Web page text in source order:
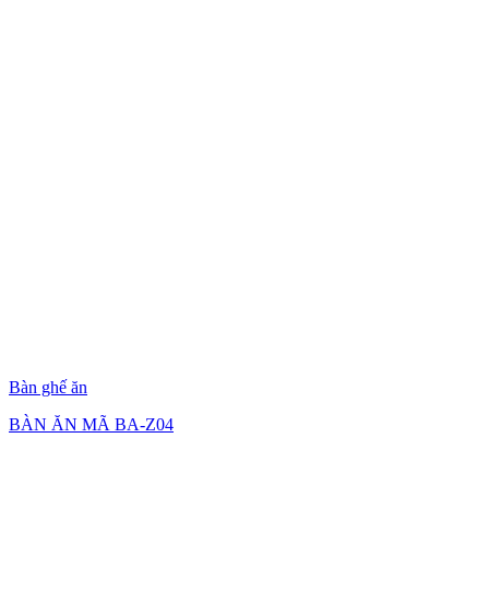
Bàn ghế ăn
BÀN ĂN MÃ BA-Z04